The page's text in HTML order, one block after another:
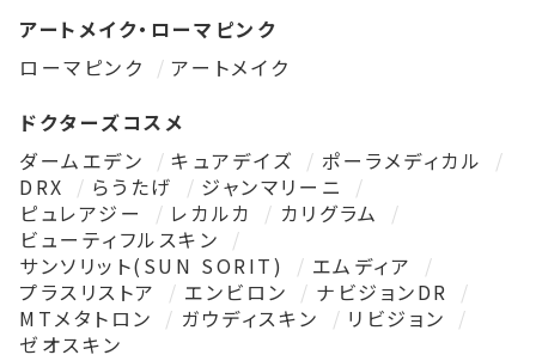
アートメイク・ローマピンク
ローマピンク
アートメイク
ドクターズコスメ
ダームエデン
キュアデイズ
ポーラメディカル
DRX
らうたげ
ジャンマリーニ
ピュレアジー
レカルカ
カリグラム
ビューティフルスキン
サンソリット(SUN SORIT)
エムディア
プラスリストア
エンビロン
ナビジョンDR
MTメタトロン
ガウディスキン
リビジョン
ゼオスキン